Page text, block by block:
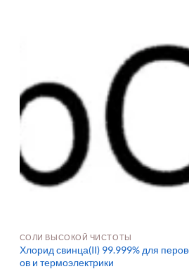
СОЛИ ВЫСОКОЙ ЧИСТОТЫ
Хлорид свинца(II) 99.999% для
ов и термоэлектрики